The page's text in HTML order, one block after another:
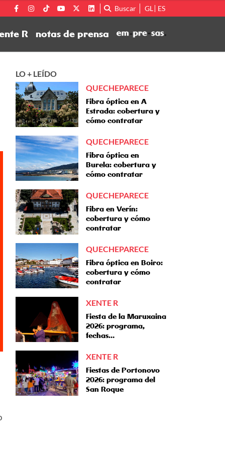
Buscar GL ES
R notas de prensa
LO + LEÍDO
QUECHEPARECE
Fibra óptica en A
Estrada: cobertura y
cómo contratar
QUECHEPARECE
Fibra óptica en
Burela: cobertura y
cómo contratar
QUECHEPARECE
Fibra en Verín:
cobertura y cómo
contratar
QUECHEPARECE
Fibra óptica en Boiro:
cobertura y cómo
contratar
XENTE R
Fiesta de la Maruxaina
2026: programa,
fechas…
XENTE R
Fiestas de Portonovo
2026: programa del
San Roque